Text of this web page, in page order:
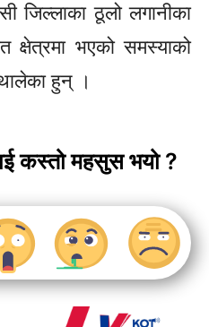
जिल्लाका ठूलो लगानीका
क्षेत्रमा भएको समस्याको
हुन् ।
कस्तो महसुस भयो ?